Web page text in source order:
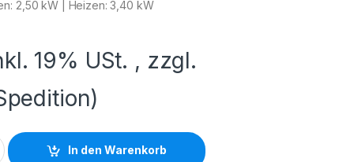
2,50 kW | Heizen: 3,40 kW
19% USt. , zzgl.
In den Warenkorb